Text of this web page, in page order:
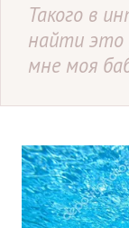
Такого в
найти это
мне моя